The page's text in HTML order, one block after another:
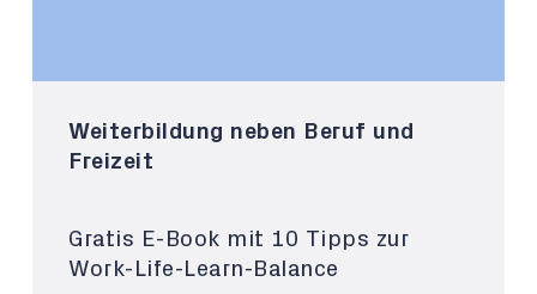
Weiterbildung neben Beruf und
Freizeit
Gratis E-Book mit 10 Tipps zur
Work-Life-Learn-Balance